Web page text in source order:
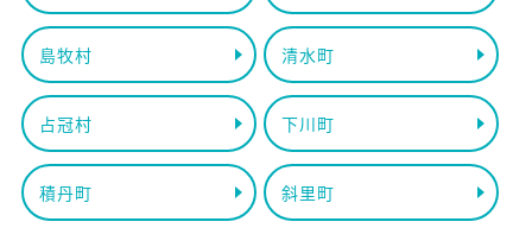
島牧村 清水町
占冠村 下川町
積丹町 斜里町